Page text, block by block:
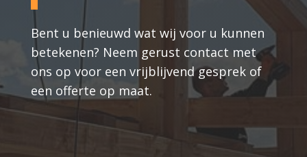
Bent u benieuwd wat wij voor u kunnen
betekenen? Neem gerust contact met
ons op voor een vrijblijvend gesprek of
een offerte op maat.